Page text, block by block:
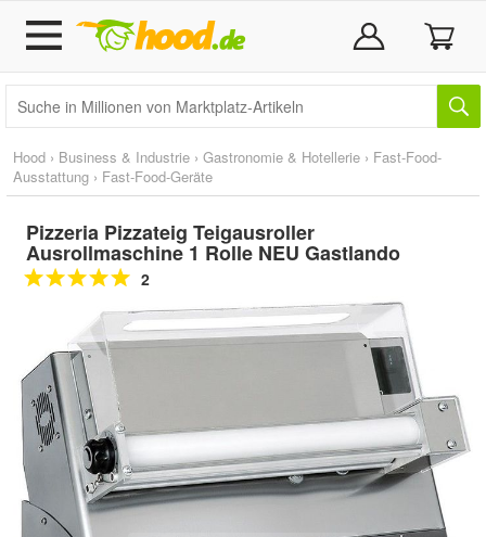
Hood › Business & Industrie › Gastronomie & Hotellerie › Fast-Food-
Ausstattung › Fast-Food-Geräte
Pizzeria Pizzateig Teigausroller
Ausrollmaschine 1 Rolle NEU Gastlando
2